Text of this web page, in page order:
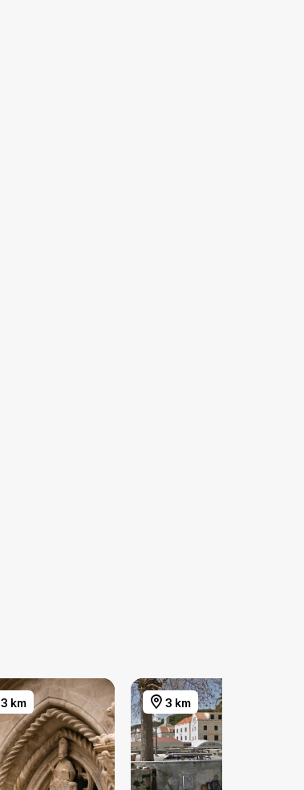
3 km 3 km